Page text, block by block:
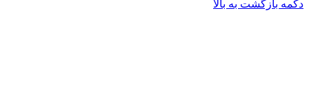
دکمه بازگشت به بالا